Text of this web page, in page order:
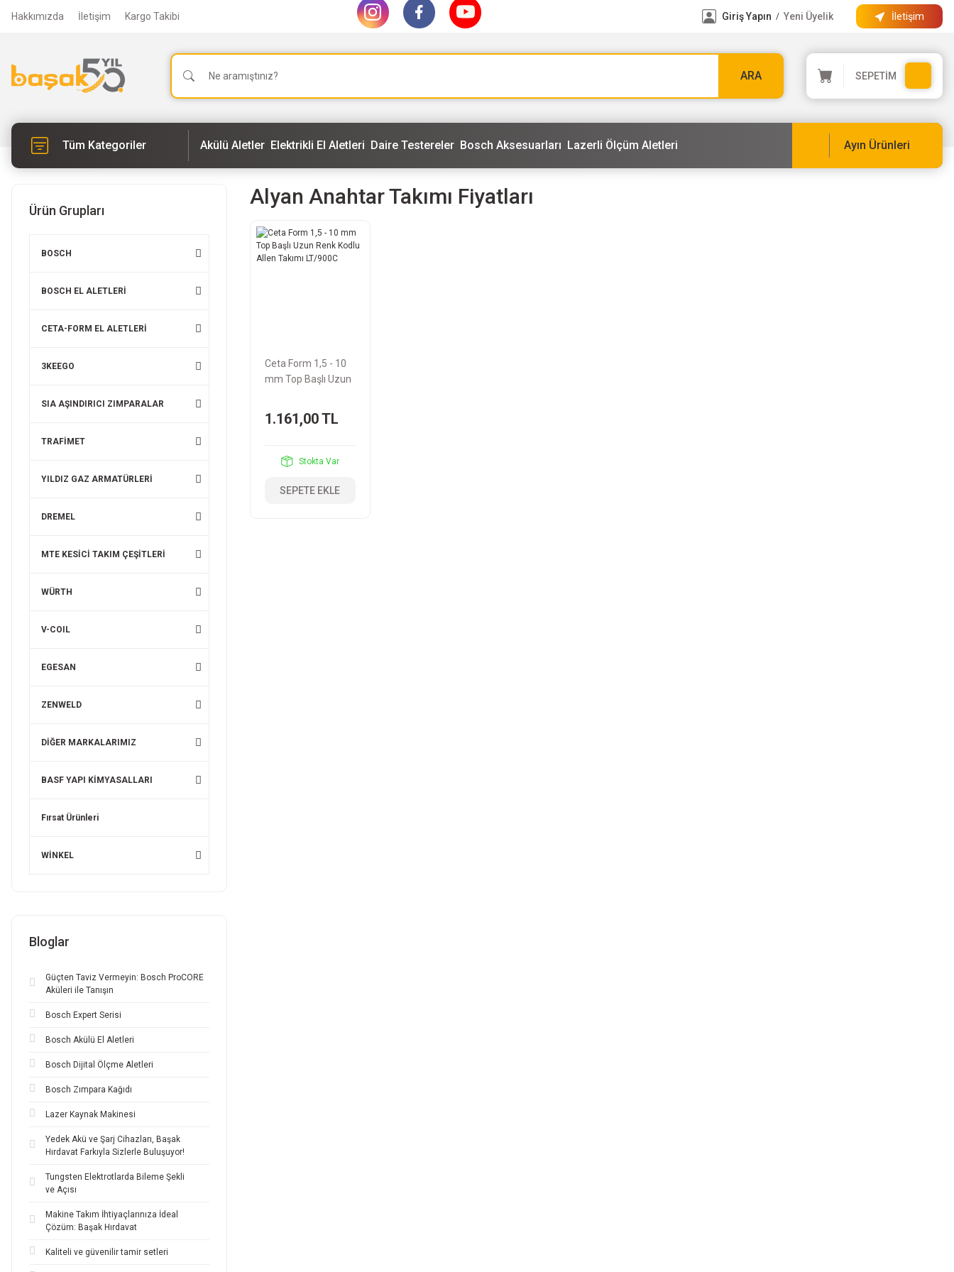
Hakkımızda İletişim Kargo Takibi Giriş Yapın / Yeni Üyelik İletişim
ARA SEPETİM
Tüm Kategoriler Akülü Aletler Elektrikli El Aletleri Daire Testereler Bosch Aksesuarları Lazerli Ölçüm Aletleri Ayın Ürünleri
Ürün Grupları
BOSCH
BOSCH EL ALETLERİ
CETA-FORM EL ALETLERİ
3KEEGO
SIA AŞINDIRICI ZIMPARALAR
TRAFİMET
YILDIZ GAZ ARMATÜRLERİ
DREMEL
MTE KESİCİ TAKIM ÇEŞİTLERİ
WÜRTH
V-COIL
EGESAN
ZENWELD
DİĞER MARKALARIMIZ
BASF YAPI KİMYASALLARI
Fırsat Ürünleri
WİNKEL
Bloglar
Güçten Taviz Vermeyin: Bosch ProCORE
Aküleri ile Tanışın
Bosch Expert Serisi
Bosch Akülü El Aletleri
Bosch Dijital Ölçme Aletleri
Bosch Zımpara Kağıdı
Lazer Kaynak Makinesi
Yedek Akü ve Şarj Cihazları, Başak
Hırdavat Farkıyla Sizlerle Buluşuyor!
Tungsten Elektrotlarda Bileme Şekli
ve Açısı
Makine Takım İhtiyaçlarınıza İdeal
Çözüm: Başak Hırdavat
Kaliteli ve güvenilir tamir setleri
Alyan Anahtar Takımı Fiyatları
Ceta Form 1,5 - 10
mm Top Başlı Uzun
1.161,00 TL
Stokta Var
SEPETE EKLE